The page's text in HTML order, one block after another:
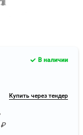
Купить через тендер
₽
В наличии